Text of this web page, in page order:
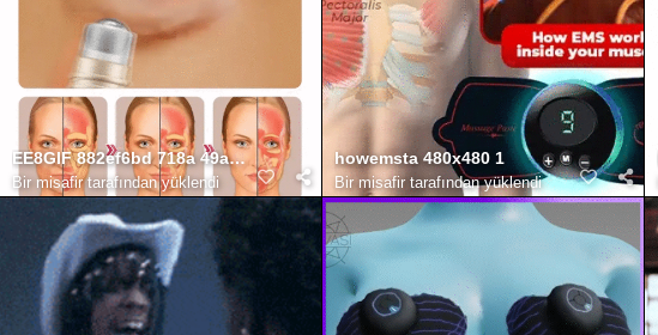
EE8GIF 882ef6bd 718a 49a9 8465 393542484520
Bir misafir tarafından yüklendi
howemsta 480x480 1
Bir misafir tarafından yüklendi